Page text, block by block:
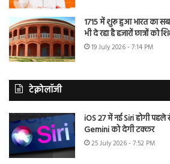
1715 में शुरू हुआ भारत का
भी दे रहा है हजारों छात्रों को
19 July 2026 - 7:14 PM
टेक्नोलॉजी
iOS 27 में नई Siri होगी पहले
Gemini को देगी टक्कर
25 July 2026 - 7:52 PM